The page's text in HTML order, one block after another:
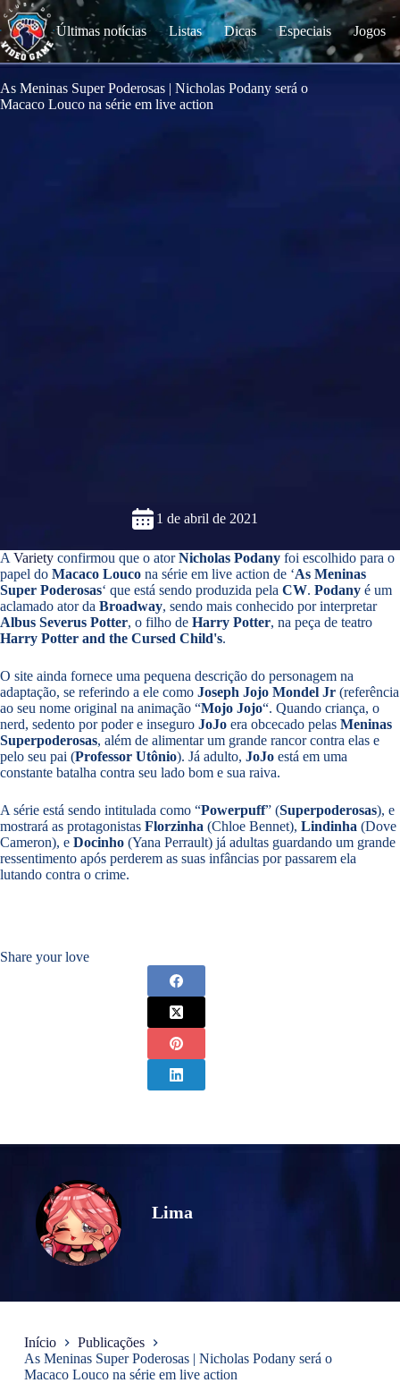
k
i
p
o
c
Últimas notícias Listas Dicas Especiais Jogos
As Meninas Super Poderosas | Nicholas Podany será o
Macaco Louco na série em live action
1 de abril de 2021
A Variety confirmou que o atorNicholas Podany foi escolhido para o
papel do Macaco Louco na série em live action de ‘As Meninas
Super Poderosas‘ que está sendo produzida pela CW. Podany é um
aclamado ator da Broadway, sendo mais conhecido por interpretar
Albus Severus Potter, o filho de Harry Potter, na peça de teatro
Harry Potter and the Cursed Child's.
O site ainda fornece uma pequena descrição do personagem na
adaptação, se referindo a ele como Joseph Jojo Mondel Jr (referência
ao seu nome original na animação “Mojo Jojo“. Quando criança, o
nerd, sedento por poder e inseguro JoJo era obcecado pelas Meninas
Superpoderosas, além de alimentar um grande rancor contra elas e
pelo seu pai (Professor Utônio). Já adulto, JoJo está em uma
constante batalha contra seu lado bom e sua raiva.
A série está sendo intitulada como “Powerpuff” (Superpoderosas), e
mostrará as protagonistas Florzinha (Chloe Bennet), Lindinha (Dove
Cameron), e Docinho (Yana Perrault) já adultas guardando um grande
ressentimento após perderem as suas infâncias por passarem ela
lutando contra o crime.
Share your love
Lima
Início
Publicações
As Meninas Super Poderosas | Nicholas Podany será o
Macaco Louco na série em live action